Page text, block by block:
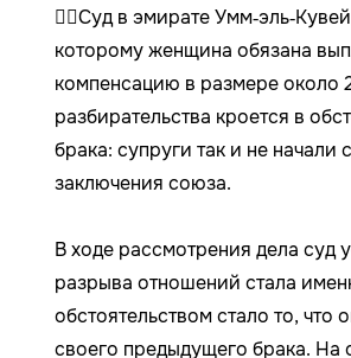
🧑‍⚖️Суд в эмирате
которому женщина обязана
компенсацию в размере около
разбирательства кроется в
брака: супруги так и не
заключения союза.
В ходе рассмотрения дела суд
разрыва отношений стала
обстоятельством стало то, что
своего предыдущего брака. На